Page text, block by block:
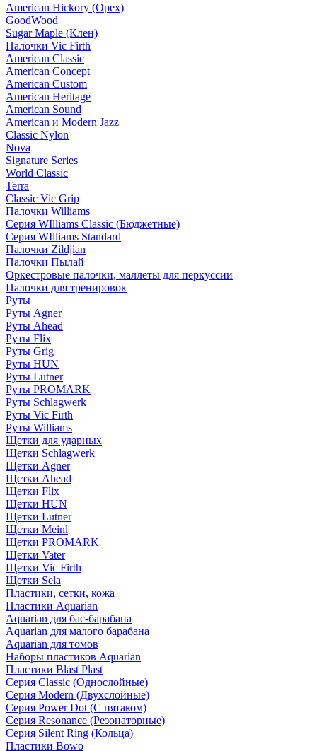
American Hickory (Орех)
GoodWood
Sugar Maple (Клен)
Палочки Vic Firth
American Classic
American Concept
American Custom
American Heritage
American Sound
American и Modern Jazz
Classic Nylon
Nova
Signature Series
World Classic
Terra
Classic Vic Grip
Палочки Williams
Серия WIlliams Classic (Бюджетные)
Серия WIlliams Standard
Палочки Zildjian
Палочки Пылай
Оркестровые палочки, маллеты для перкуссии
Палочки для тренировок
Руты
Руты Agner
Руты Ahead
Руты Flix
Руты Grig
Руты HUN
Руты Lutner
Руты PROMARK
Руты Schlagwerk
Руты Vic Firth
Руты Williams
Щетки для ударных
Щетки Schlagwerk
Щетки Agner
Щетки Ahead
Щетки Flix
Щетки HUN
Щетки Lutner
Щетки Meinl
Щетки PROMARK
Щетки Vater
Щетки Vic Firth
Щетки Sela
Пластики, сетки, кожа
Пластики Aquarian
Aquarian для бас-барабана
Aquarian для малого барабана
Aquarian для томов
Наборы пластиков Aquarian
Пластики Blast Plast
Серия Classic (Однослойные)
Серия Modern (Двухслойные)
Серия Power Dot (С пятаком)
Серия Resonance (Резонаторные)
Серия Silent Ring (Кольца)
Пластики Bowo